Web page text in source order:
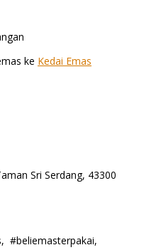
ke Kedai Emas
Sri Serdang, 43300
#beliemasterpakai,